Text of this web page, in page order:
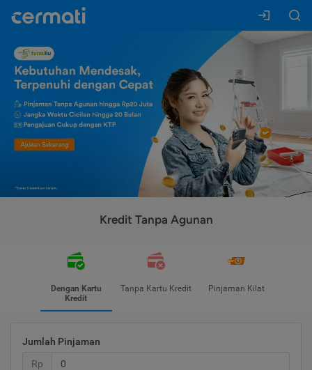
Kredit Tanpa Agunan
Dengan Kartu
Kredit
Tanpa Kartu Kredit Pinjaman Kilat
Jumlah Pinjaman
Rp